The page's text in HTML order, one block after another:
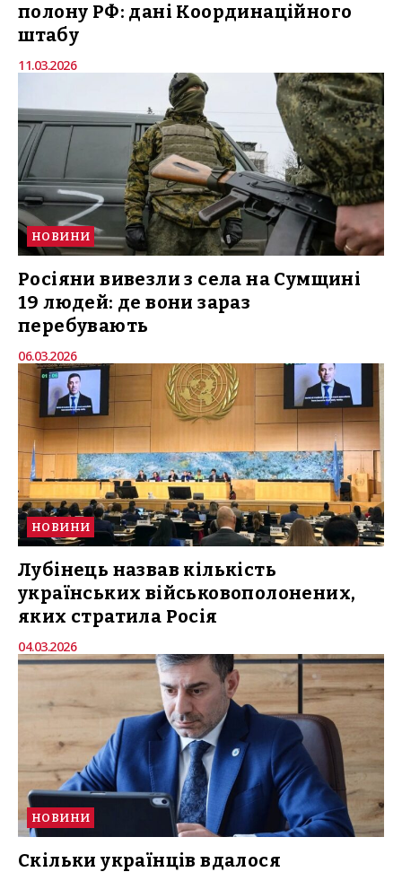
полону РФ: дані Координаційного
штабу
11.03.2026
НОВИНИ
Росіяни вивезли з села на Сумщині
19 людей: де вони зараз
перебувають
06.03.2026
НОВИНИ
Лубінець назвав кількість
українських військовополонених,
яких стратила Росія
04.03.2026
НОВИНИ
Скільки українців вдалося